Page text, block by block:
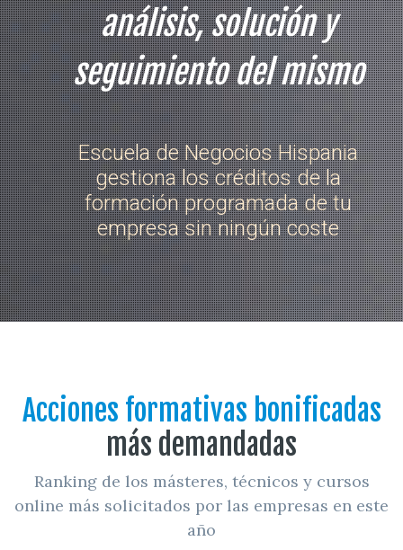
análisis, solución y
seguimiento del mismo
Escuela de Negocios Hispania
gestiona los créditos de la
formación programada de tu
empresa sin ningún coste
Acciones formativas bonificadas
más demandadas
Ranking de los másteres, técnicos y cursos
online más solicitados por las empresas en este
año